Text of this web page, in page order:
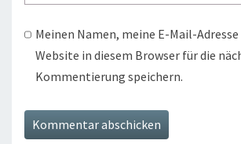
Meinen Namen, meine E-Mail-
Website in diesem Browser für die
Kommentierung speichern.